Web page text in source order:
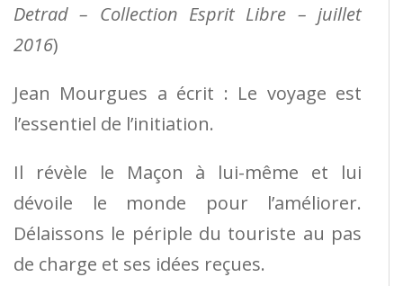
Detrad – Collection Esprit Libre – juillet
2016)
Jean Mourgues a écrit : Le voyage est
l’essentiel de l’initiation.
Il révèle le Maçon à lui-même et lui
dévoile le monde pour l’améliorer.
Délaissons le périple du touriste au pas
de charge et ses idées reçues.